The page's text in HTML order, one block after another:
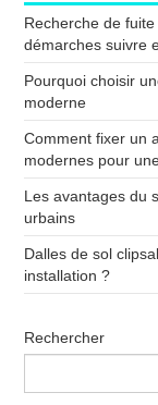
Recherche de
démarches suivre
Pourquoi choisir
moderne
Comment fixer un
modernes pour
Les avantages du
urbains
Dalles de sol
installation ?
Rechercher